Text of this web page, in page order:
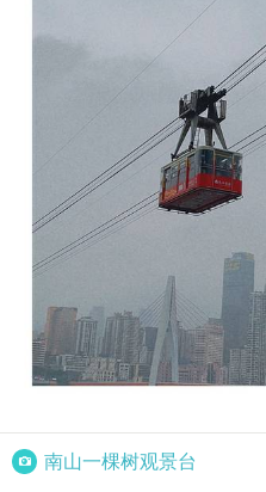
 南山一棵树观景台